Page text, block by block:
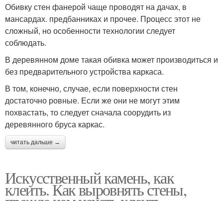
Обивку стен фанерой чаще проводят на дачах, в
мансардах. предбанниках и прочее. Процесс этот не
сложный, но особенности технологии следует
соблюдать.
В деревянном доме такая обивка может производиться и
без предварительного устройства каркаса.
В том, конечно, случае, если поверхности стен
достаточно ровные. Если же они не могут этим
похвастать, то следует сначала соорудить из
деревянного бруса каркас.
читать дальше →
Искусственный камень, как
клеить. Как выровнять стены,